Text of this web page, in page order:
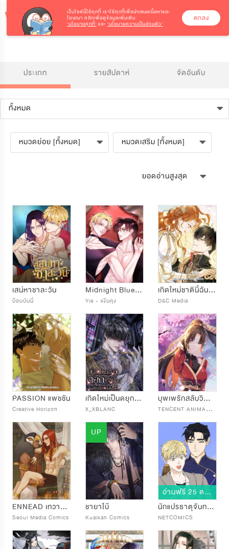
ประเภท รายสัปดาห์ จัดอันดับ
ทั้งหมด
หมวดย่อย [ทั้งหมด] หมวดเสริม [ทั้งหมด]
ยอดอ่านสูงสุด
เสน่หาชาละวัน
บ๊อบบันนี่
Midnight Blue ที่...รักกลับมาชัดเจน
Yie - แง๊นคุง
เกิดใหม่ชาตินี้ฉันจะเป็นเจ้าตระกูล
D&C Media
PASSION แพชชัน
Creative Horizon
เกิดใหม่เป็นดยุกผู้โหดเหี้ยมอัญเชิญปีศาจที่เหี้ยมโหด
X_XBLANC
บุพเพรักสลับวิญญาณ
T
ENCENT ANIMATION & COMICS
ENNEAD เทวาบัลลังก์สวาท
Seoul Media Comics
UP
ชายาใบ้
Kuaikan Comics
อ่านฟรี 25 ตอน
นักแปรธาตุจันทร์เพ็ญ
NETCOMICS
เว็บไซต์นี้ใช้คุกกี้ เราใช้คุกกี้เพื่อนำเสนอเนื้อหาและ
โฆษณา คลิกเพื่อดูข้อมูลเพิ่มเติม
‘นโยบายคุกกี้’ และ ‘นโยบายความเป็นส่วนตัว’
ตกลง